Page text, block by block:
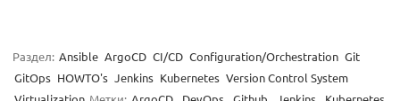
Раздел: Ansible ArgoCD CI/CD Configuration/Orchestration Git
GitOps HOWTO's Jenkins Kubernetes Version Control System